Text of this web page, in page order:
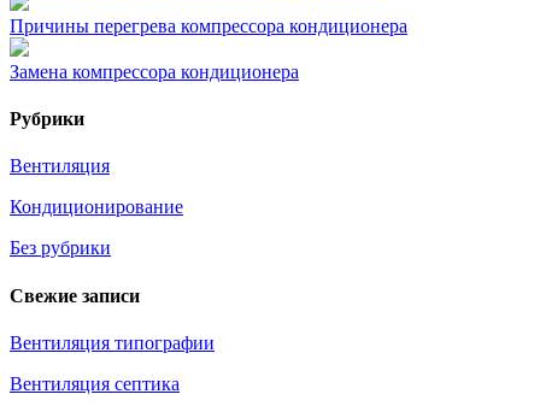
Причины перегрева компрессора кондиционера
Замена компрессора кондиционера
Рубрики
Вентиляция
Кондиционирование
Без рубрики
Свежие записи
Вентиляция типографии
Вентиляция септика